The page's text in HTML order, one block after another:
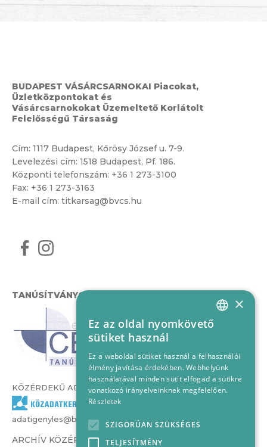
BUDAPEST VÁSÁRCSARNOKAI Piacokat,
Üzletközpontokat és
Vásárcsarnokokat Üzemeltető Korlátolt
Felelősségű Társaság
Cím: 1117 Budapest, Kőrösy József u. 7-9.
Levelezési cím: 1518 Budapest, Pf. 186.
Központi telefonszám: +36 1 273-3100
Fax: +36 1 273-3163
E-mail cím: titkarsag@bvcs.hu
TANÚSÍTVÁNYOK
KÖZÉRDEKŰ ADATOK
adatigenyles@bvcs.hu
ARCHÍV KÖZÉRDEKŰ ADATOK –
HUNGARIAN
×
Ez az oldal nyomkövető
sütiket használ
Ez a weboldal sütiket használ a felhasználói
élmény javítása érdekében. Webhelyünk
használatával minden sütit elfogad a sütikre
vonatkozó irányelveinknek megfelelően.
Részletek
SZIGORÚAN SZÜKSÉGES
TELJESÍTMÉNY